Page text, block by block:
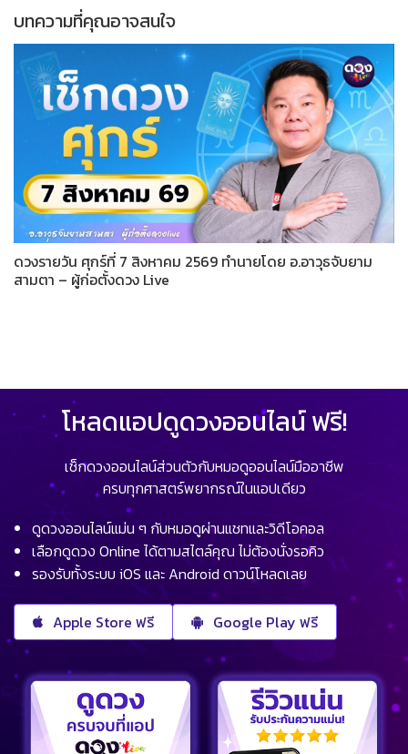
บทความที่คุณอาจสนใจ
ดวงรายวัน ศุกร์ที่ 7 สิงหาคม 2569 ทำนายโดย อ.อาวุธจับยาม
สามตา – ผู้ก่อตั้งดวง Live
โหลดแอปดูดวงออนไลน์ ฟรี!
เช็กดวงออนไลน์ส่วนตัวกับหมอดูออนไลน์มืออาชีพ
ครบทุกศาสตร์พยากรณ์ในแอปเดียว
ดูดวงออนไลน์แม่น ๆ กับหมอดูผ่านแชทและวิดีโอคอล
เลือกดูดวง Online ได้ตามสไตล์คุณ ไม่ต้องนั่งรอคิว
รองรับทั้งระบบ iOS และ Android ดาวน์โหลดเลย
Apple Store ฟรี Google Play ฟรี